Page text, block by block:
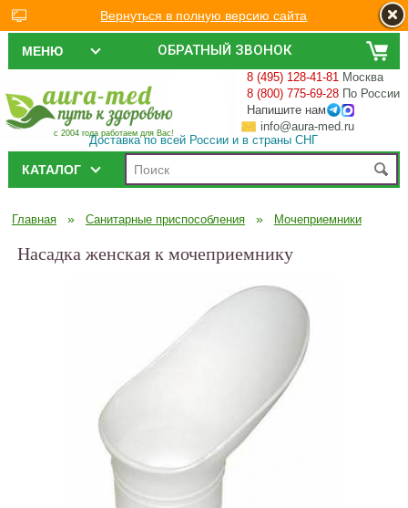
ОБРАТНЫЙ ЗВОНОК
МЕНЮ
с 2004 года работаем для Вас!
8 (495) 128-41-81 Москва
8 (800) 775-69-28 По России
Напишите нам
info@aura-med.ru
Доставка по всей России и в страны СНГ
КАТАЛОГ
Главная » Санитарные приспособления » Мочеприемники
Насадка женская к мочеприемнику
Вернуться в полную версию сайта